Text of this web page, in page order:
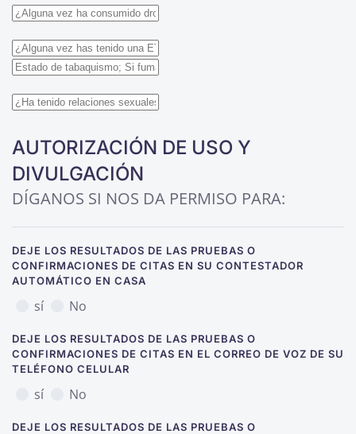
AUTORIZACIÓN DE USO Y
DIVULGACIÓN
DÍGANOS SI NOS DA PERMISO PARA:
DEJE LOS RESULTADOS DE LAS PRUEBAS O
CONFIRMACIONES DE CITAS EN SU CONTESTADOR
AUTOMÁTICO EN CASA
sí No
DEJE LOS RESULTADOS DE LAS PRUEBAS O
CONFIRMACIONES DE CITAS EN EL CORREO DE VOZ DE SU
TELÉFONO CELULAR
sí No
DEJE LOS RESULTADOS DE LAS PRUEBAS O